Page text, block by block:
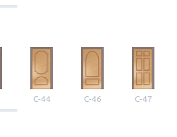
С-44 С-46 С-47